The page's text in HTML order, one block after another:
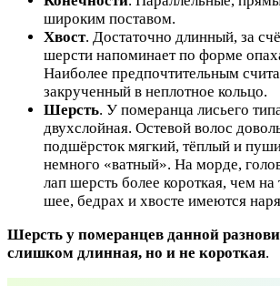
широким поставом.
Хвост. Достаточно длинный, за
шерсти напоминает по форме
Наиболее предпочтительным
закрученный в неплотное кольцо.
Шерсть. У померанца лисьего
двухслойная. Остевой волос
подшёрсток мягкий, тёплый и
немного «ватный». На морде,
лап шерсть более короткая, чем
шее, бедрах и хвосте имеются
Шерсть у померанцев данной
слишком длинная, но и не короткая.